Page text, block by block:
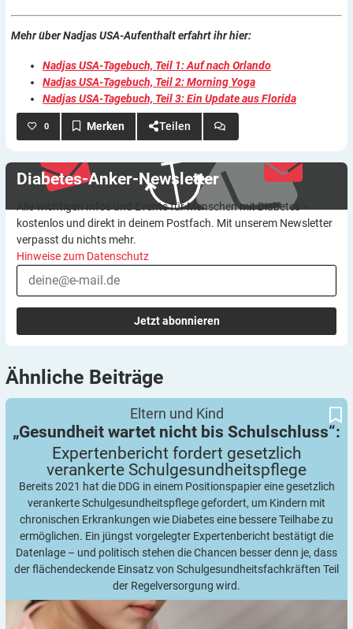
Mehr über Nadjas USA-Aufenthalt erfahrt ihr hier:
Nadjas USA-Tagebuch, Teil 1: Auf nach Orlando
Nadjas USA-Tagebuch, Teil 2: Morning Yoga
Nadjas USA-Tagebuch, Teil 3: Ein Update aus Florida
0 Teilen
Diabetes-Anker-Newsletter
Alle wichtigen Infos und Events für Menschen mit Diabetes –
kostenlos und direkt in deinem Postfach. Mit unserem Newsletter
verpasst du nichts mehr.
Hinweise zum Datenschutz
Jetzt abonnieren
Ähnliche Beiträge
Schulgesundheitspflege
Eltern und Kind
„Gesundheit wartet nicht bis Schulschluss“:
Expertenbericht fordert gesetzlich
verankerte Schulgesundheitspflege
Bereits 2021 hat die DDG in einem Positionspapier eine gesetzlich
verankerte Schulgesundheitspflege gefordert, um Kindern mit
chronischen Erkrankungen wie Diabetes eine bessere Teilhabe zu
ermöglichen. Ein jüngst vorgelegter Expertenbericht bestätigt die
Datenlage – und politisch stehen die Chancen besser denn je, dass
der flächendeckende Einsatz von Schulgesundheitsfachkräften Teil
der Regelversorgung wird.